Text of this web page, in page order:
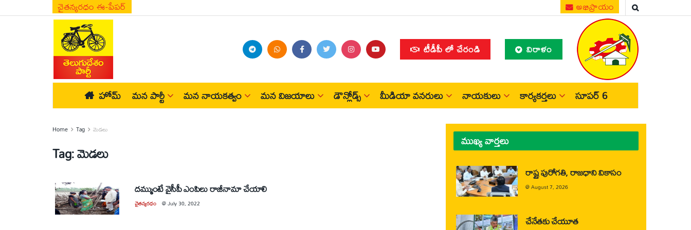
చైతన్యరధం ఈ-పేపర్ అభిప్రాయం
టీడీపీ లో చేరండి విరాళం
హోమ్ మన పార్టీ మన నాయకత్వం మన విజయాలు డౌన్లోడ్స్ మీడియా వనరులు నాయకులు కార్యకర్తలు సూపర్ 6
Home Tag మెడలు
Tag:మెడలు
దమ్ముంటే వైసీపీ ఎంపిలు రాజీనామా చేయాలి
చైతన్యరధం @July 30, 2022
ముఖ్య వార్తలు
రాష్ట్ర పురోగతి, రాజధాని వికాసం
@August 7, 2026
చేనేతకు చేయూత